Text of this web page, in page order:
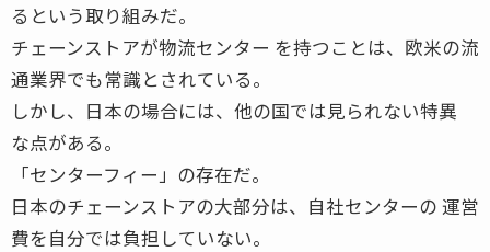
るという取り組みだ。
チェーンストアが物流センター を持つことは、欧米の流
通業界でも常識とされている。
しかし、日本の場合には、他の国では見られない特異
な点がある。
「センターフィー」の存在だ。
日本のチェーンストアの大部分は、自社センターの 運営
費を自分では負担していない。